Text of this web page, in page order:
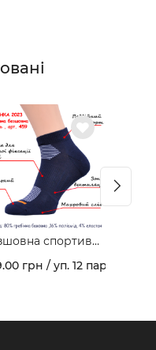
спортивна
з гребінної
та
грн / уп. 12 пар